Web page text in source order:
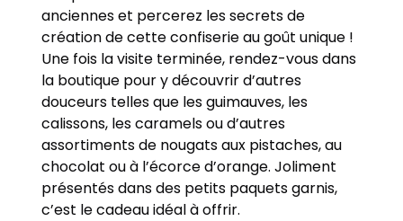
anciennes et percerez les secrets de
création de cette confiserie au goût unique !
Une fois la visite terminée, rendez-vous dans
la boutique pour y découvrir d’autres
douceurs telles que les guimauves, les
calissons, les caramels ou d’autres
assortiments de nougats aux pistaches, au
chocolat ou à l’écorce d’orange. Joliment
présentés dans des petits paquets garnis,
c’est le cadeau idéal à offrir.